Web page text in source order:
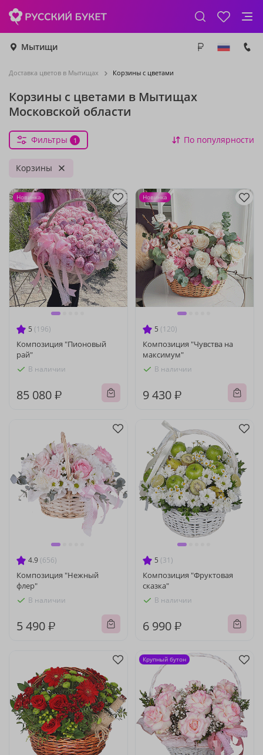
Мытищи
Доставка цветов в Мытищах Корзины с цветами
Корзины с цветами в Мытищах
Московской области
Фильтры 1 По популярности
Корзины
5 (196)
Композиция "Пионовый
рай"
В наличии
85 080 ₽
Новинка
5 (120)
Композиция "Чувства на
максимум"
В наличии
9 430 ₽
Новинка
4.9 (656)
Композиция "Нежный
флер"
В наличии
5 490 ₽
5 (31)
Композиция "Фруктовая
сказка"
В наличии
6 990 ₽
Крупный бутон